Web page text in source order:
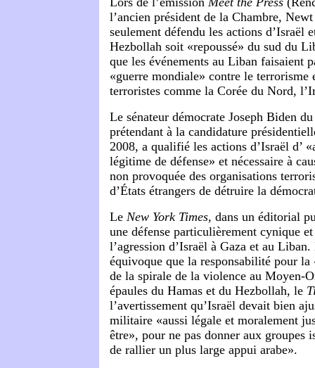
l’ancien président de la Chambre,
seulement défendu les actions d’Israël
Hezbollah soit «repoussé» du sud du
que les événements au Liban faisaient
«guerre mondiale» contre le terrorisme
terroristes comme la Corée du Nord,
Le sénateur démocrate Joseph Biden
prétendant à la candidature
2008, a qualifié les actions d’Israël d’
légitime de défense» et nécessaire à
non provoquée des organisations
d’États étrangers de détruire la
Le New York Times, dans un éditorial
une défense particulièrement cynique
l’agression d’Israël à Gaza et au
équivoque que la responsabilité pour
de la spirale de la violence au Moyen-
épaules du Hamas et du Hezbollah, le
l’avertissement qu’Israël devait bien
militaire «aussi légale et moralement
être», pour ne pas donner aux groupes
de rallier un plus large appui arabe».